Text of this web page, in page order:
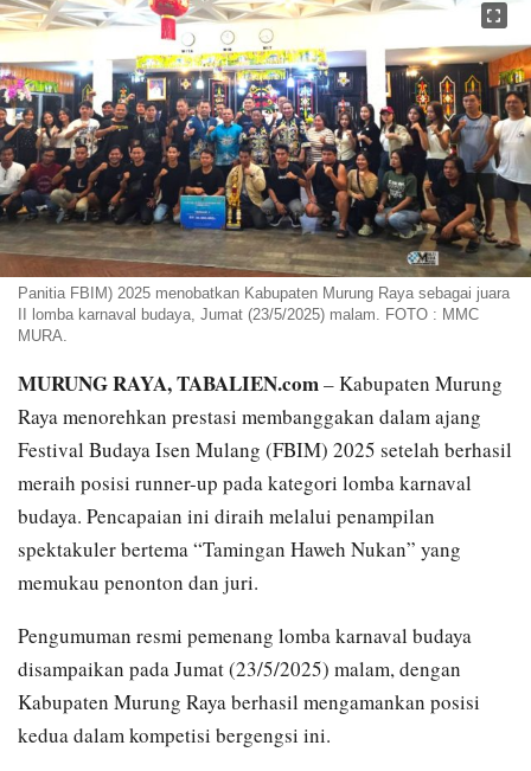
Panitia FBIM) 2025 menobatkan Kabupaten Murung Raya sebagai juara
II lomba karnaval budaya, Jumat (23/5/2025) malam. FOTO : MMC
MURA.
MURUNG RAYA, TABALIEN.com– Kabupaten Murung
Raya menorehkan prestasi membanggakan dalam ajang
Festival Budaya Isen Mulang (FBIM) 2025 setelah berhasil
meraih posisi runner-up pada kategori lomba karnaval
budaya. Pencapaian ini diraih melalui penampilan
spektakuler bertema “Tamingan Haweh Nukan” yang
memukau penonton dan juri.
Pengumuman resmi pemenang lomba karnaval budaya
disampaikan pada Jumat (23/5/2025) malam, dengan
Kabupaten Murung Raya berhasil mengamankan posisi
kedua dalam kompetisi bergengsi ini.